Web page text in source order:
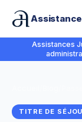
Assistances
TITRE DE